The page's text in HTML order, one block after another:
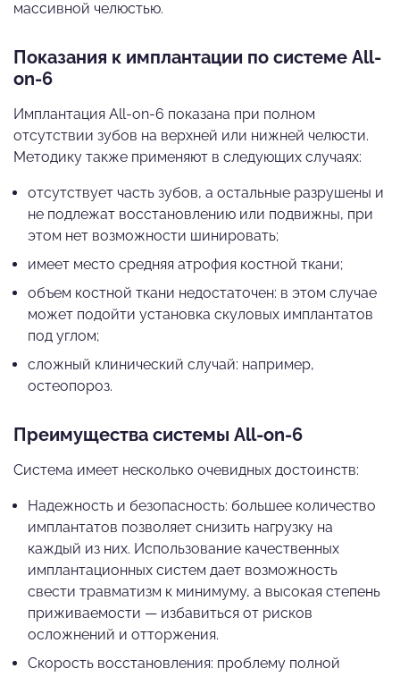
массивной челюстью.
Показания к имплантации по системе All-
on-6
Имплантация All-on-6 показана при полном
отсутствии зубов на верхней или нижней челюсти.
Методику также применяют в следующих случаях:
отсутствует часть зубов, а остальные разрушены и
не подлежат восстановлению или подвижны, при
этом нет возможности шинировать;
имеет место средняя атрофия костной ткани;
объем костной ткани недостаточен: в этом случае
может подойти установка скуловых имплантатов
под углом;
сложный клинический случай: например,
остеопороз.
Преимущества системы All-on-6
Система имеет несколько очевидных достоинств:
Надежность и безопасность: большее количество
имплантатов позволяет снизить нагрузку на
каждый из них. Использование качественных
имплантационных систем дает возможность
свести травматизм к минимуму, а высокая степень
приживаемости — избавиться от рисков
осложнений и отторжения.
Скорость восстановления: проблему полной